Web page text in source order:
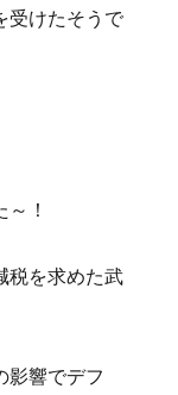
受けたそうで
！
税を求めた武
影響でデフ